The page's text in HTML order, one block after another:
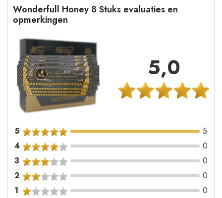
Wonderfull Honey 8 Stuks evaluaties en
opmerkingen
5,0
5
5
4
0
3
0
2
0
1
0